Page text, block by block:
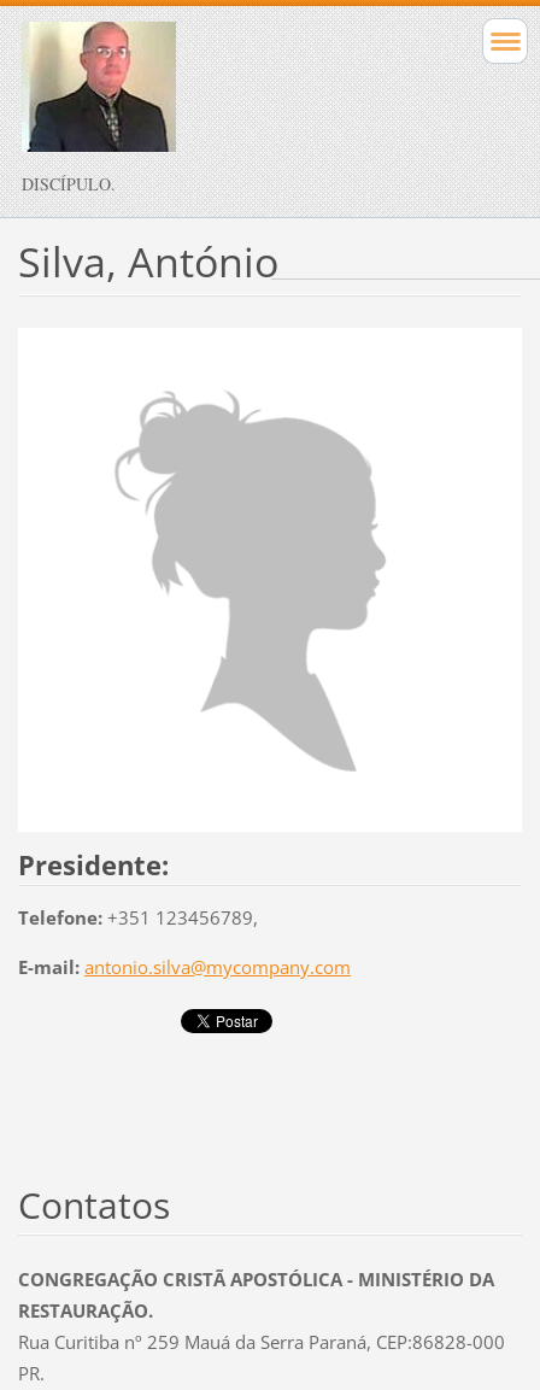
DISCÍPULO.
Silva, António
Presidente:
Telefone:+351 123456789,
E-mail: antonio.silva@mycompany.com
Contatos
CONGREGAÇÃO CRISTÃ APOSTÓLICA - MINISTÉRIO DA
RESTAURAÇÃO.
Rua Curitiba nº 259 Mauá da Serra Paraná, CEP:86828-000
PR.